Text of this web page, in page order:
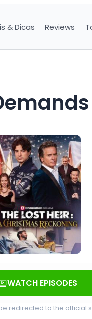
& Dicas Reviews
WATCH EPISODES
redirected to the official